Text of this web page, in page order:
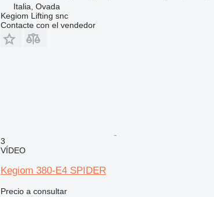
Italia, Ovada
Kegiom Lifting snc
Contacte con el vendedor
3
VÍDEO
Kegiom 380-E4 SPIDER
Precio a consultar